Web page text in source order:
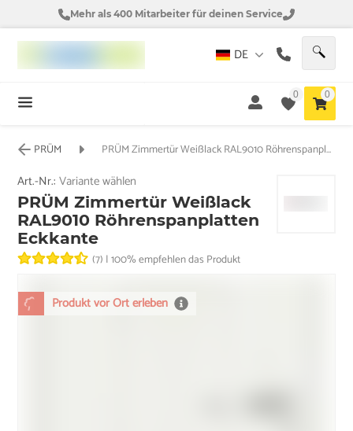
Mehr als 400 Mitarbeiter für deinen Service
DE
0 0
PRÜM PRÜM Zimmertür Weißlack RAL9010 Röhrenspanplatten Eckkante
Produkt vor Ort erleben
Art.-Nr.:Variante wählen
PRÜM Zimmertür Weißlack
RAL9010 Röhrenspanplatten
Eckkante
(7) |100% empfehlen das Produkt